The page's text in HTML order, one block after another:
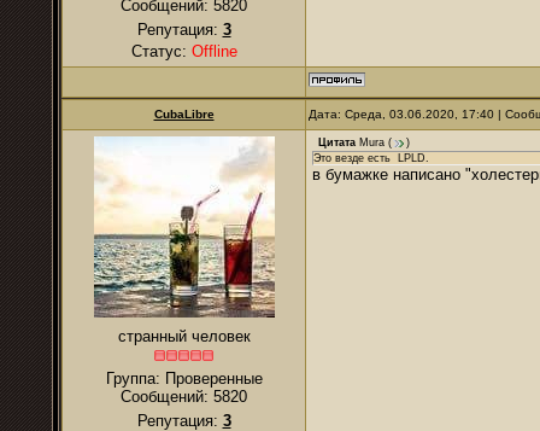
Сообщений: 5820
Репутация: 3
Статус: Offline
CubaLibre Дата: Среда, 03.06.2020, 17:40 |
странный человек
Группа: Проверенные
Сообщений: 5820
Репутация: 3
Цитата Mura (
)
Это везде есть LPLD.
в бумажке написано